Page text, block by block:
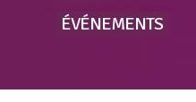
ÉVÉNEMENTS